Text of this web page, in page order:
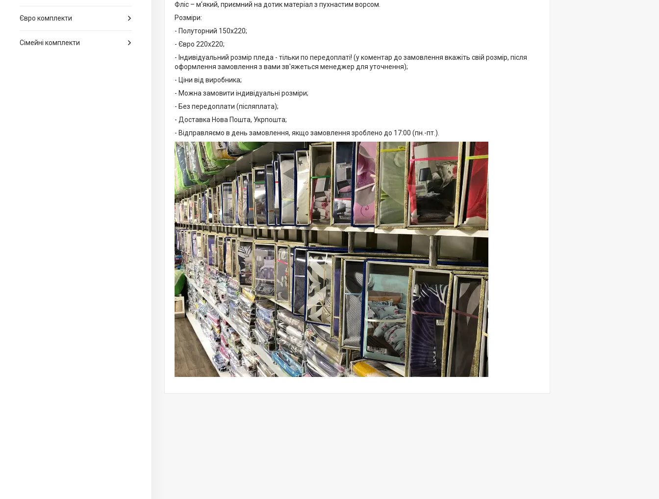
Євро комплекти
Сімейні комплекти
Фліс – м'який, приємний на дотик матеріал з пухнастим ворсом.
Розміри:
- Полуторний 150х220;
- Євро 220х220;
- Індивідуальний розмір пледа - тільки по передоплаті! (у коментар до замовлення вкажіть свій розмір, після
оформлення замовлення з вами зв'яжеться менеджер для уточнення);
- Ціни від виробника;
- Можна замовити індивідуальні розміри;
- Без передоплати (післяплата);
- Доставка Нова Пошта, Укрпошта;
- Відправляємо в день замовлення, якщо замовлення зроблено до 17:00 (пн.-пт.).